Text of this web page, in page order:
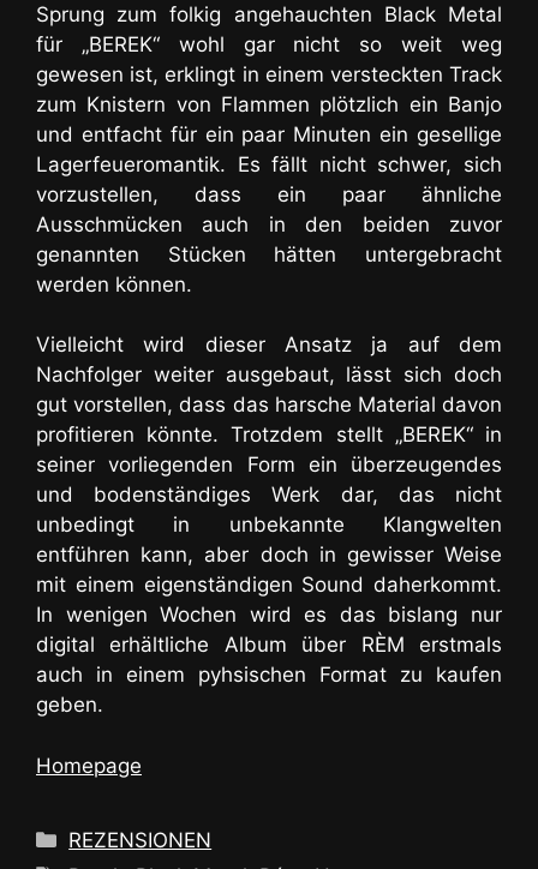
Sprung zum folkig angehauchten Black Metal
für „BEREK“ wohl gar nicht so weit weg
gewesen ist, erklingt in einem versteckten Track
zum Knistern von Flammen plötzlich ein Banjo
und entfacht für ein paar Minuten ein gesellige
Lagerfeueromantik. Es fällt nicht schwer, sich
vorzustellen, dass ein paar ähnliche
Ausschmücken auch in den beiden zuvor
genannten Stücken hätten untergebracht
werden können.
Vielleicht wird dieser Ansatz ja auf dem
Nachfolger weiter ausgebaut, lässt sich doch
gut vorstellen, dass das harsche Material davon
profitieren könnte. Trotzdem stellt „BEREK“ in
seiner vorliegenden Form ein überzeugendes
und bodenständiges Werk dar, das nicht
unbedingt in unbekannte Klangwelten
entführen kann, aber doch in gewisser Weise
mit einem eigenständigen Sound daherkommt.
In wenigen Wochen wird es das bislang nur
digital erhältliche Album über RÈM erstmals
auch in einem pyhsischen Format zu kaufen
geben.
Homepage
Kategorien
REZENSIONEN